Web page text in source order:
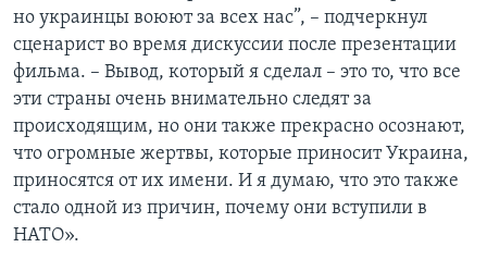
но украинцы воюют за всех нас”, – подчеркнул
сценарист во время дискуссии после презентации
фильма. – Вывод, который я сделал – это то, что все
эти страны очень внимательно следят за
происходящим, но они также прекрасно осознают,
что огромные жертвы, которые приносит Украина,
приносятся от их имени. И я думаю, что это также
стало одной из причин, почему они вступили в
НАТО».